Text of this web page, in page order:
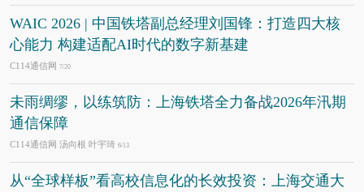
WAIC 2026 | 中国铁塔副总经理刘国锋：打造四大核
心能力 构建适配AI时代的数字新基建
C114通信网 7/20
未雨绸缪，以练筑防：上海铁塔全力备战2026年汛期
通信保障
C114通信网 汤向根 叶宇琦 6/13
从“全球样板”看高校信息化的长效投资：上海交通大